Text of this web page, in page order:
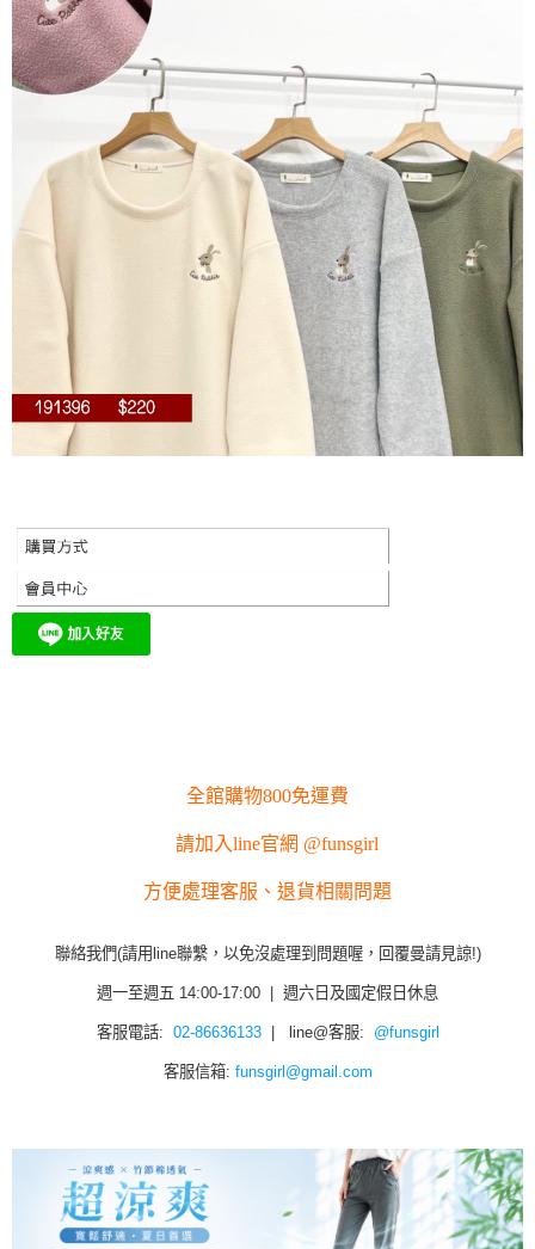
全館購物800免運費
請加入line官網 @funsgirl
方便處理客服、退貨相關問題
聯絡我們(請用line聯繫，以免沒處理到問題喔，回覆曼請見諒!)
週一至週五 14:00-17:00 | 週六日及國定假日休息
客服電話: 02-86636133| line@客服: @funsgirl
客服信箱: funsgirl@gmail.com